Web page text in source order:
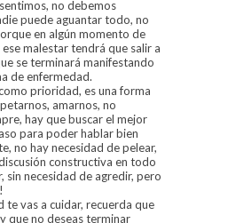
no debemos
puede aguantar todo, no
en algún momento de
malestar tendrá que salir a
se terminará manifestando
de enfermedad.
prioridad, es una forma
amarnos, no
hay que buscar el mejor
para poder hablar bien
no hay necesidad de pelear,
constructiva en todo
sin necesidad de agredir, pero
te vas a cuidar, recuerda que
que no deseas terminar